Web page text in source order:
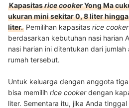
Kapasitasrice cookerYong Ma
ukuran mini sekitar 0, 8 liter
liter. Pemilihan kapasitas rice cooker
berdasarkan kebutuhan nasi harian
nasi harian ini ditentukan dari
rumah tersebut.
Untuk keluarga dengan anggota
bisa memilih rice cookerdengan
liter. Sementara itu, jika Anda